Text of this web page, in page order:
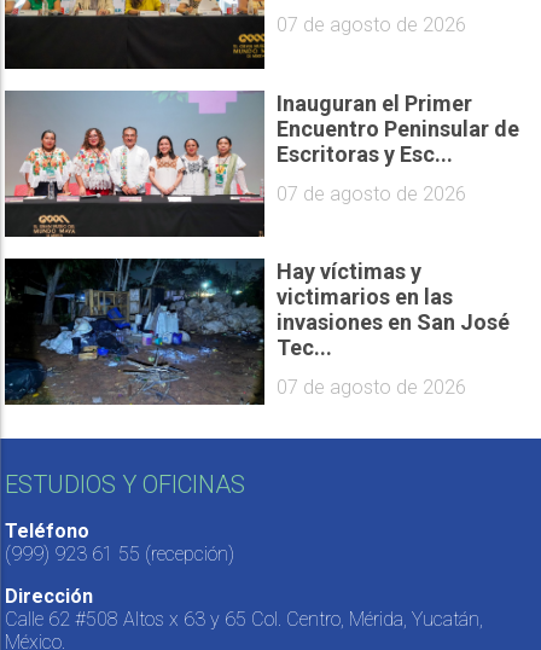
07 de agosto de 2026
Inauguran el Primer
Encuentro Peninsular de
Escritoras y Esc...
07 de agosto de 2026
Hay víctimas y
victimarios en las
invasiones en San José
Tec...
07 de agosto de 2026
ESTUDIOS Y OFICINAS
Teléfono
(999) 923 61 55 (recepción)
Dirección
Calle 62 #508 Altos x 63 y 65 Col. Centro, Mérida, Yucatán,
México.